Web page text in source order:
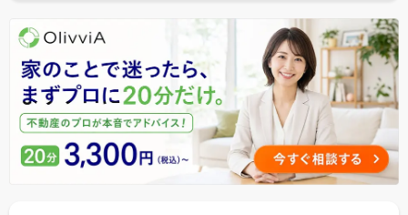
で、自身で完結させておりました。任意売却や競売での落札経験もござ
います。
現在は不動産（特に中古住宅）の売買を中心に、住宅診断（ホームイン
スペクション）や宅建業者様向けに内見代行・現地調査代行などのサー
ビスも行っています。
【保有資格】
・日本ホームインスペクターズ協会 公認ホームインスペクター
・宅地建物取引士
・2級ファイナンシャル・プランニング技能士